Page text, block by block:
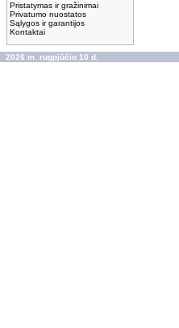
Pristatymas ir gražinimai
Privatumo nuostatos
Sąlygos ir garantijos
Kontaktai
2026 m. rugpjūčio 10 d.